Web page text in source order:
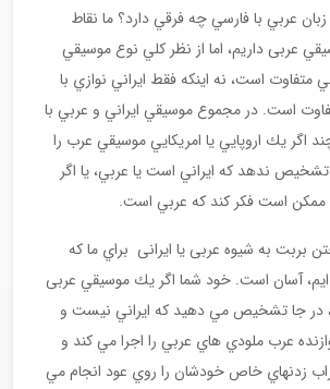
عربي با فارسي چه فرقي دارد؟ ما نقاط
عربی داريم، اما از نظر كلي نوع موسيقي
متفاوت است، نه اينكه فقط ايراني نوازي با
است. در مجموع موسيقي ايراني و عربي با
اگر يك اروپايي يا امريكايي موسيقي عرب را
ندهد كه ايراني است يا عربي، يا اگر
ممكن است فكر كند كه عربي است.
بربت به شیوه عربی یا ایرانی براي ما كه
آسان است. خود شما اگر يك موسيقي عربی
در جا تشخيص مي دهيد كه ايراني نيست و
عرب ملودي هاي عربي را اجرا مي كند و
زدنهاي خاص خودشان را روي عود انجام مي